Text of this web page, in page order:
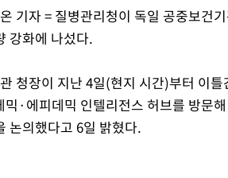
기자 = 질병관리청이 독일 공중보건
강화에 나섰다.
청장이 지난 4일(현지 시간)부터 이
·에피데믹 인텔리전스 허브를 방문
논의했다고 6일 밝혔다.